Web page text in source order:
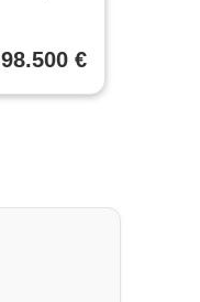
98.500 €